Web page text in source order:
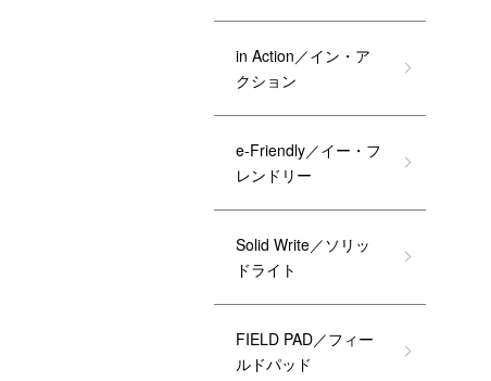
in Action／イン・ア
クション
e-Friendly／イー・フ
レンドリー
Solid Write／ソリッ
ドライト
FIELD PAD／フィー
ルドパッド